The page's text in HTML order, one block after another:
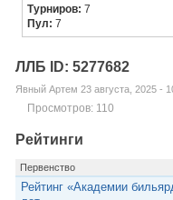
Турниров:7
Пул:7
ЛЛБ ID: 5277682
Явный Артем 23 августа, 2025 -
Просмотров: 110
Рейтинги
Первенство
Рейтинг «Академии